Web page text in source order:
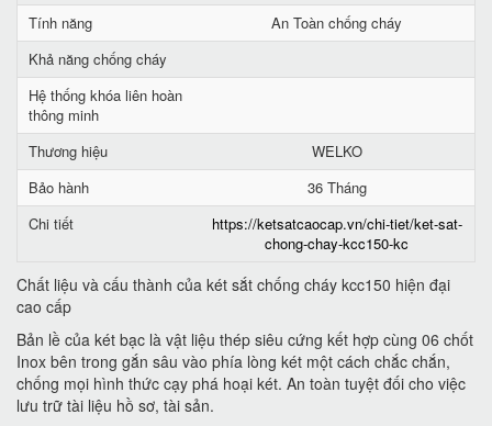
Tính năng
An Toàn chống cháy
Khả năng chống cháy
Hệ thống khóa liên hoàn
thông minh
Thương hiệu
WELKO
Bảo hành
36 Tháng
Chi tiết
https://ketsatcaocap.vn/chi-tiet/ket-sat-
chong-chay-kcc150-kc
Chất liệu và cấu thành của két sắt chống cháy kcc150 hiện đại
cao cấp
Bản lề của két bạc là vật liệu thép siêu cứng kết hợp cùng 06 chốt
Inox bên trong gắn sâu vào phía lòng két một cách chắc chắn,
chống mọi hình thức cạy phá hoại két. An toàn tuyệt đối cho việc
lưu trữ tài liệu hồ sơ, tài sản.